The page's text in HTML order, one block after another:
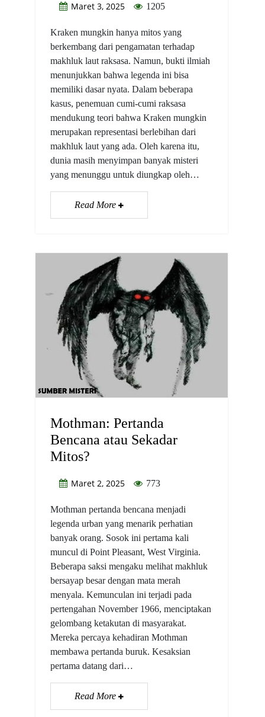
Maret 3, 2025 1205
Kraken mungkin hanya mitos yang
berkembang dari pengamatan terhadap
makhluk laut raksasa. Namun, bukti ilmiah
menunjukkan bahwa legenda ini bisa
memiliki dasar nyata. Dalam beberapa
kasus, penemuan cumi-cumi raksasa
mendukung teori bahwa Kraken mungkin
merupakan representasi berlebihan dari
makhluk laut yang ada. Oleh karena itu,
dunia masih menyimpan banyak misteri
yang menunggu untuk diungkap oleh…
Read More
Mothman: Pertanda
Bencana atau Sekadar
Mitos?
Maret 2, 2025 773
Mothman pertanda bencana menjadi
legenda urban yang menarik perhatian
banyak orang. Sosok ini pertama kali
muncul di Point Pleasant, West Virginia.
Beberapa saksi mengaku melihat makhluk
bersayap besar dengan mata merah
menyala. Kemunculan ini terjadi pada
pertengahan November 1966, menciptakan
gelombang ketakutan di masyarakat.
Mereka percaya kehadiran Mothman
membawa pertanda buruk. Kesaksian
pertama datang dari…
Read More